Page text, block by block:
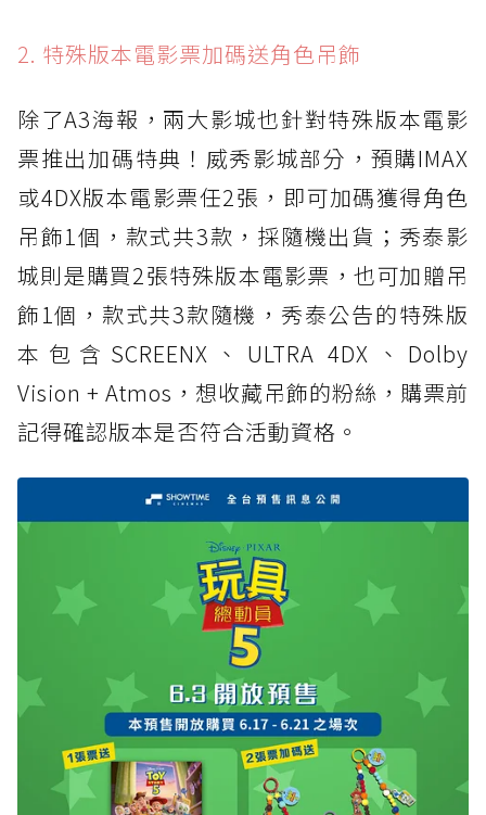
2. 特殊版本電影票加碼送角色吊飾
除了A3海報，兩大影城也針對特殊版本電影
票推出加碼特典！威秀影城部分，預購IMAX
或4DX版本電影票任2張，即可加碼獲得角色
吊飾1個，款式共3款，採隨機出貨；秀泰影
城則是購買2張特殊版本電影票，也可加贈吊
飾1個，款式共3款隨機，秀泰公告的特殊版
本包含SCREENX、ULTRA 4DX、Dolby
Vision + Atmos，想收藏吊飾的粉絲，購票前
記得確認版本是否符合活動資格。